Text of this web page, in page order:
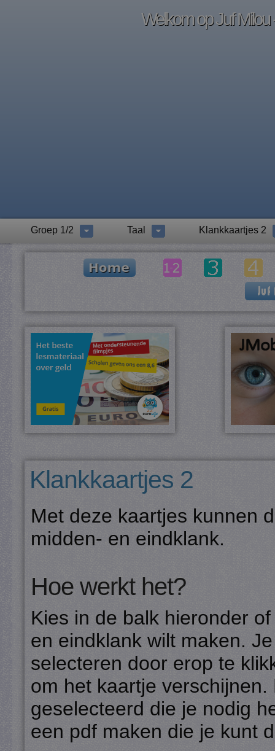
Welkom op Juf Milou
Groep 1/2 Taal Klankkaartjes 2
Klankkaartjes 2
Met deze kaartjes kunnen
midden- en eindklank.
Hoe werkt het?
Kies in de balk hieronder
en eindklank wilt maken.
selecteren door erop te
om het kaartje
geselecteerd die je nodig
een pdf maken die je kunt